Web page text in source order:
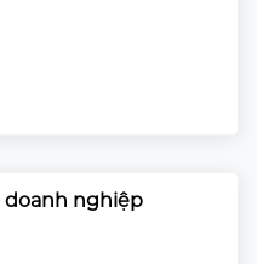
doanh nghiệp